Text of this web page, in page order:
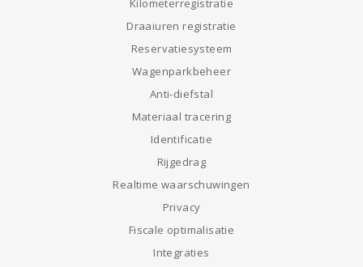
Kilometerregistratie
Draaiuren registratie
Reservatiesysteem
Wagenparkbeheer
Anti-diefstal
Materiaal tracering
Identificatie
Rijgedrag
Realtime waarschuwingen
Privacy
Fiscale optimalisatie
Integraties